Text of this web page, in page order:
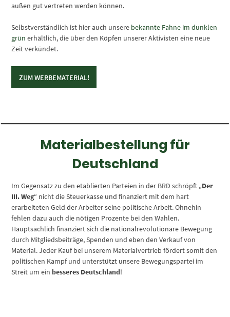
außen gut vertreten werden können.
Selbstverständlich ist hier auch unsere bekannte Fahne im dunklen
grün erhältlich, die über den Köpfen unserer Aktivisten eine neue
Zeit verkündet.
ZUM WERBEMATERIAL!
Materialbestellung für
Deutschland
Im Gegensatz zu den etablierten Parteien in der BRD schröpft „Der
III. Weg“ nicht die Steuerkasse und finanziert mit dem hart
erarbeiteten Geld der Arbeiter seine politische Arbeit. Ohnehin
fehlen dazu auch die nötigen Prozente bei den Wahlen.
Hauptsächlich finanziert sich die nationalrevolutionäre Bewegung
durch Mitgliedsbeiträge, Spenden und eben den Verkauf von
Material. Jeder Kauf bei unserem Materialvertrieb fördert somit den
politischen Kampf und unterstützt unsere Bewegungspartei im
Streit um ein besseres Deutschland!